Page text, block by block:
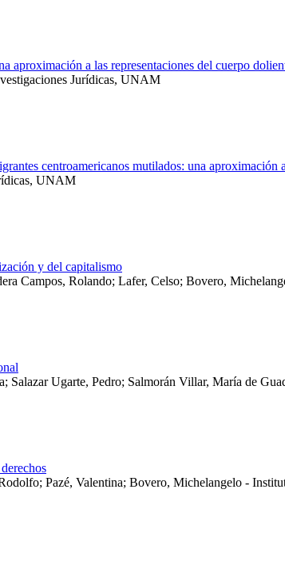
aproximación a las representaciones del cuerpo
Jurídicas, UNAM
centroamericanos mutilados: una aproximación
UNAM
y del capitalismo
Campos, Rolando; Lafer, Celso; Bovero,
Salazar Ugarte, Pedro; Salmorán Villar, María de
Pazé, Valentina; Bovero, Michelangelo -